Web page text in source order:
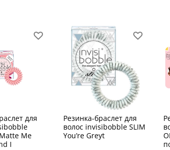
для
Me
I
Резинка-браслет для
волос invisibobble SLIM
You’re Greyt